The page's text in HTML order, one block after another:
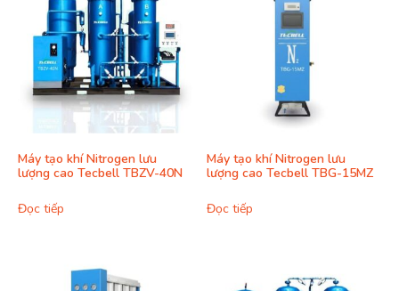
Máy tạo khí Nitrogen lưu
lượng cao Tecbell TBZV-40N
Đọc tiếp
Máy tạo khí Nitrogen lưu
lượng cao Tecbell TBG-15MZ
Đọc tiếp